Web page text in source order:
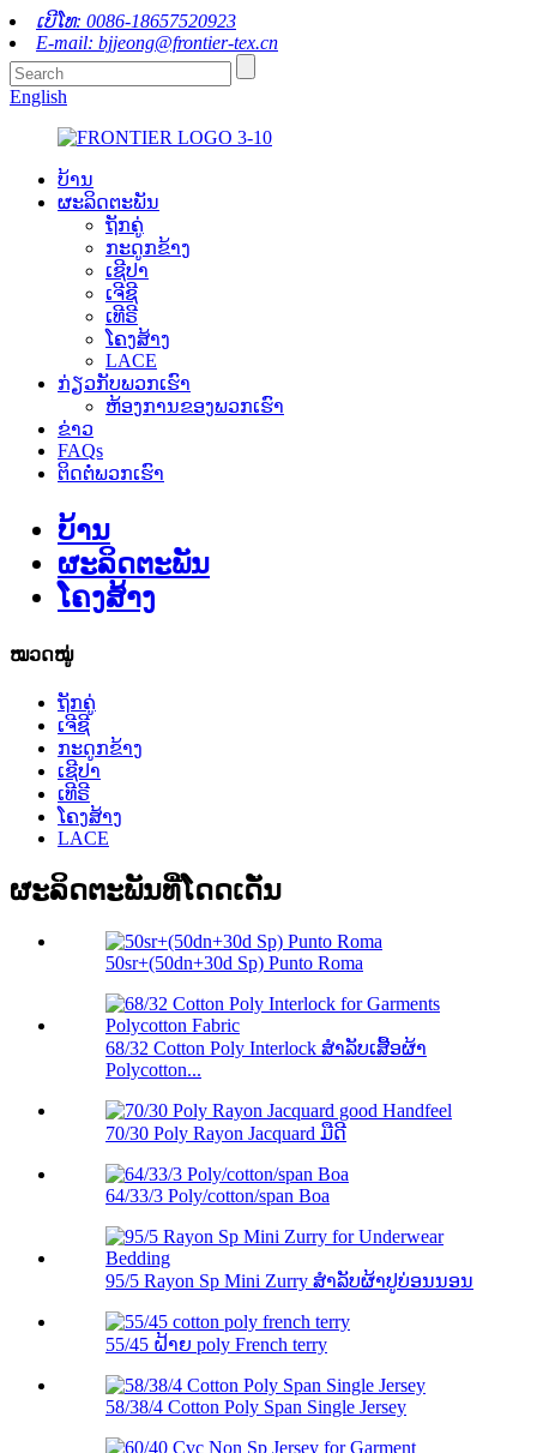
ເບີໂທ: 0086-18657520923
E-mail: bjjeong@frontier-tex.cn
English
ບ້ານ
ຜະລິດຕະພັນ
ຖັກຄູ່
ກະດູກຂ້າງ
ເຊີປາ
ເຈີຊີ
ເທີຣີ
ໂຄງສ້າງ
LACE
ກ່ຽວ​ກັບ​ພວກ​ເຮົາ
ຫ້ອງການຂອງພວກເຮົາ
ຂ່າວ
FAQs
ຕິດ​ຕໍ່​ພວກ​ເຮົາ
ບ້ານ
ຜະລິດຕະພັນ
ໂຄງສ້າງ
ໝວດໝູ່
ຖັກຄູ່
ເຈີຊີ
ກະດູກຂ້າງ
ເຊີປາ
ເທີຣີ
ໂຄງສ້າງ
LACE
ຜະລິດຕະພັນທີ່ໂດດເດັ່ນ
50sr+(50dn+30d Sp) Punto Roma
68/32 Cotton Poly Interlock ສໍາລັບເສື້ອຜ້າ
Polycotton...
70/30 Poly Rayon Jacquard ມືດີ
64/33/3 Poly/cotton/span Boa
95/5 Rayon Sp Mini Zurry ສໍາລັບຜ້າປູບ່ອນນອນ
55/45 ຝ້າຍ poly French terry
58/38/4 Cotton Poly Span Single Jersey